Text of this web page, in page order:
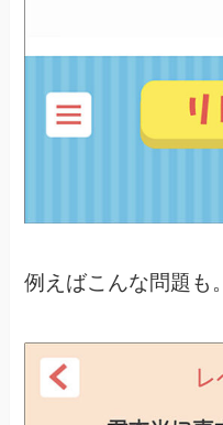
例えばこんな問題も。